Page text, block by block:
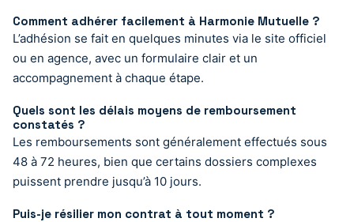
Comment adhérer facilement à Harmonie Mutuelle ?
L’adhésion se fait en quelques minutes via le site officiel
ou en agence, avec un formulaire clair et un
accompagnement à chaque étape.
Quels sont les délais moyens de remboursement
constatés ?
Les remboursements sont généralement effectués sous
48 à 72 heures, bien que certains dossiers complexes
puissent prendre jusqu’à 10 jours.
Puis-je résilier mon contrat à tout moment ?